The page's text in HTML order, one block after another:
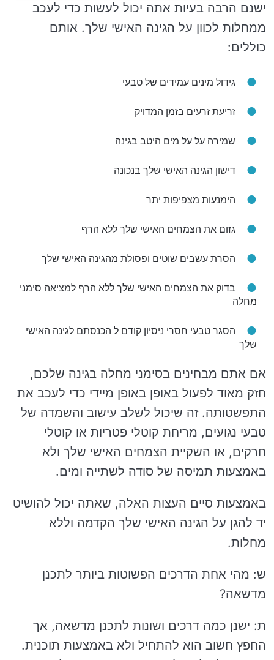
ישנם הרבה בעיות אתה יכול לעשות כדי לעכב
ממחלות לכוון על הגינה האישי שלך. אותם
כוללים:
גידול מינים עמידים של טבעי
זריעת זרעים בזמן המדויק
שמירה על על מים היטב בגינה
דישון הגינה האישי שלך בנכונה
הימנעות מצפיפות יתר
גזום את הצמחים האישי שלך ללא הרף
הסרת עשבים שוטים ופסולת מהגינה האישי שלך
בדוק את הצמחים האישי שלך ללא הרף למציאה סימני
מחלה
הסגר טבעי חסרי ניסיון קודם ל הכנסתם לגינה האישי
שלך
אם אתם מבחינים בסימני מחלה בגינה שלכם,
חזק מאוד לפעול באופן באופן מיידי כדי לעכב את
התפשטותה. זה שיכול לשלב עישוב והשמדה של
טבעי נגועים, מריחת קוטלי פטריות או קוטלי
חרקים, או השקיית הצמחים האישי שלך ולא
באמצעות תמיסה של סודה לשתייה ומים.
באמצעות סיים העצות האלה, שאתה יכול להושיט
יד להגן על הגינה האישי שלך הקדמה וללא
מחלות.
ש: מהי אחת הדרכים הפשוטות ביותר לתכנן
מדשאה?
ת: ישנן כמה דרכים ושונות לתכנן מדשאה, אך
החפץ חשוב הוא להתחיל ולא באמצעות תוכנית.